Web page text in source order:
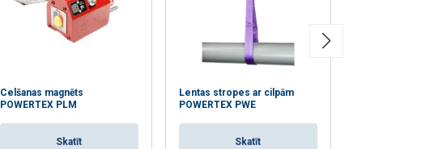
Celšanas magnēts
POWERTEX PLM
Skatīt
Lentas stropes ar cilpām
POWERTEX PWE
Skatīt